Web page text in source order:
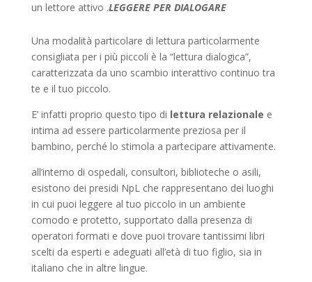
un lettore attivo .LEGGERE PER DIALOGARE
Una modalità particolare di lettura particolarmente
consigliata per i più piccoli è la “lettura dialogica”,
caratterizzata da uno scambio interattivo continuo tra
te e il tuo piccolo.
E’ infatti proprio questo tipo di lettura relazionale e
intima ad essere particolarmente preziosa per il
bambino, perché lo stimola a partecipare attivamente.
all’interno di ospedali, consultori, biblioteche o asili,
esistono dei presidi NpL che rappresentano dei luoghi
in cui puoi leggere al tuo piccolo in un ambiente
comodo e protetto, supportato dalla presenza di
operatori formati e dove puoi trovare tantissimi libri
scelti da esperti e adeguati all’età di tuo figlio, sia in
italiano che in altre lingue.